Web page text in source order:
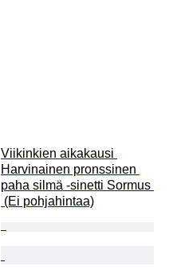
Viikinkien aikakausi
Harvinainen pronssinen
paha silmä -sinetti Sormus
(Ei pohjahintaa)